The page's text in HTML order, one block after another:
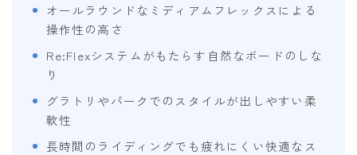
DEELUXE
FLUX
HEAD
K2
NIDECKER
オールラウンドなミディアムフレックスによる
操作性の高さ
Re:Flexシステムがもたらす自然なボードのしな
り
グラトリやパークでのスタイルが出しやすい柔
軟性
長時間のライディングでも疲れにくい快適なス